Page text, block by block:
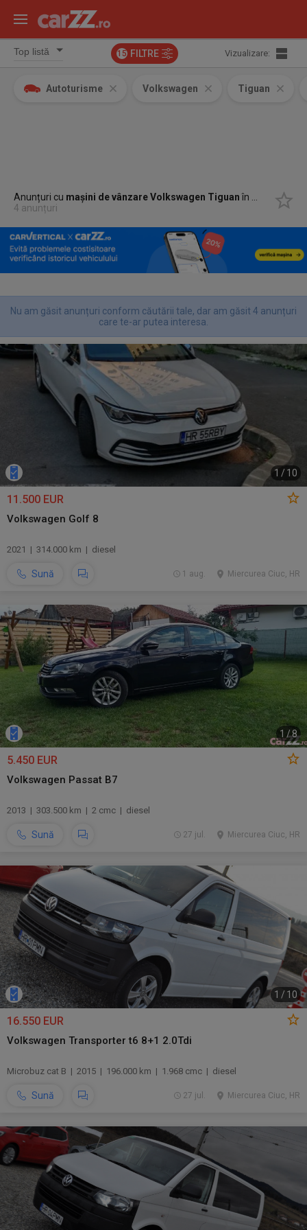
15 FILTRE Vizualizare:
Autoturisme Volkswagen Tiguan
Anunțuri cu mașini de vânzare Volkswagen Tiguanîn
Miercurea
4 anunțuri
Nu am găsit anunțuri conform căutării tale, dar am găsit 4 anunțuri
care te-ar putea interesa.
1 / 10
11.500 EUR
Volkswagen Golf 8
2021 | 314.000 km | diesel
Sună Miercurea Ciuc, HR
1 aug.
1 /8
5.450 EUR
Volkswagen Passat B7
2013 | 303.500 km | 2 cmc | diesel
Sună Miercurea Ciuc, HR
27 jul.
1 / 10
16.550 EUR
Volkswagen Transporter t6 8+1 2.0Tdi
Microbuz cat B | 2015 | 196.000 km | 1.968 cmc | diesel
Sună Miercurea Ciuc, HR
27 jul.